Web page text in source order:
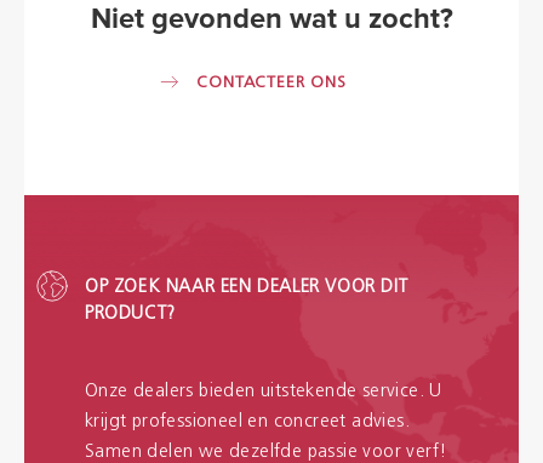
Niet gevonden wat u zocht?
CONTACTEER ONS
OP ZOEK NAAR EEN DEALER VOOR DIT
PRODUCT?
Onze dealers bieden uitstekende service. U
krijgt professioneel en concreet advies.
Samen delen we dezelfde passie voor verf!
Aalterpaint